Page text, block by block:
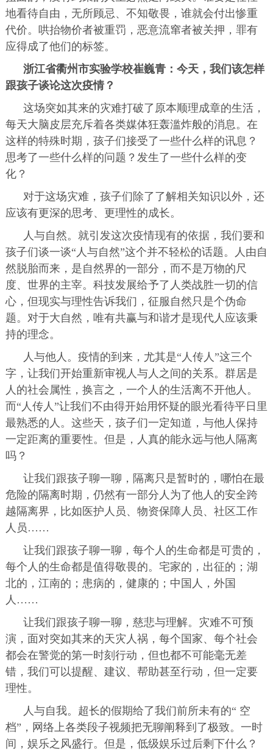
地看待自由，无所顾忌、不知敬畏，谁就会付出惨重
代价。哄抬物价者被重罚，恶意流窜者被关押，罪有
应得成了他们的标签。
浙江省衢州市实验学校崔巍青：今天，我们该怎样
跟孩子谈论这次疫情？
这场突如其来的灾难打破了原本顺理成章的生活，
每天大脑皮层充斥着各类媒体狂轰滥炸般的消息。在
这样的特殊时期，孩子们接受了一些什么样的讯息？
思考了一些什么样的问题？发生了一些什么样的变
化？
对于这场灾难，孩子们除了了解相关知识以外，还
应该有更深的思考、更理性的成长。
人与自然。就引发这次疫情现有的依据，我们要和
孩子们谈一谈“人与自然”这个并不轻松的话题。人由自
然脱胎而来，是自然界的一部分，而不是万物的尺
度、世界的主宰。科技发展给予了人类战胜一切的信
心，但现实与理性告诉我们，征服自然只是个伪命
题。对于大自然，唯有共赢与和谐才是现代人应该秉
持的理念。
人与他人。疫情的到来，尤其是“人传人”这三个
字，让我们开始重新审视人与人之间的关系。群居是
人的社会属性，换言之，一个人的生活离不开他人。
而“人传人”让我们不由得开始用怀疑的眼光看待平日里
最熟悉的人。这些天，孩子们一定知道，与他人保持
一定距离的重要性。但是，人真的能永远与他人隔离
吗？
让我们跟孩子聊一聊，隔离只是暂时的，哪怕在最
危险的隔离时期，仍然有一部分人为了他人的安全跨
越隔离界，比如医护人员、物资保障人员、社区工作
人员……
让我们跟孩子聊一聊，每个人的生命都是可贵的，
每个人的生命都是值得敬畏的。宅家的，出征的；湖
北的，江南的；患病的，健康的；中国人，外国
人……
让我们跟孩子聊一聊，慈悲与理解。灾难不可预
演，面对突如其来的天灾人祸，每个国家、每个社会
都会在警觉的第一时刻行动，但也都不可能毫无差
错，我们可以提醒、建议、帮助甚至行动，但一定要
理性。
人与自我。 超长的假期给了我们前所未有的“ 空
档”，网络上各类段子视频把无聊阐释到了极致。一时
间，娱乐之风盛行。但是，低级娱乐过后剩下什么？